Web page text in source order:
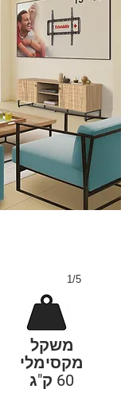
1/5
משקל
מקסימלי
60 ק"ג